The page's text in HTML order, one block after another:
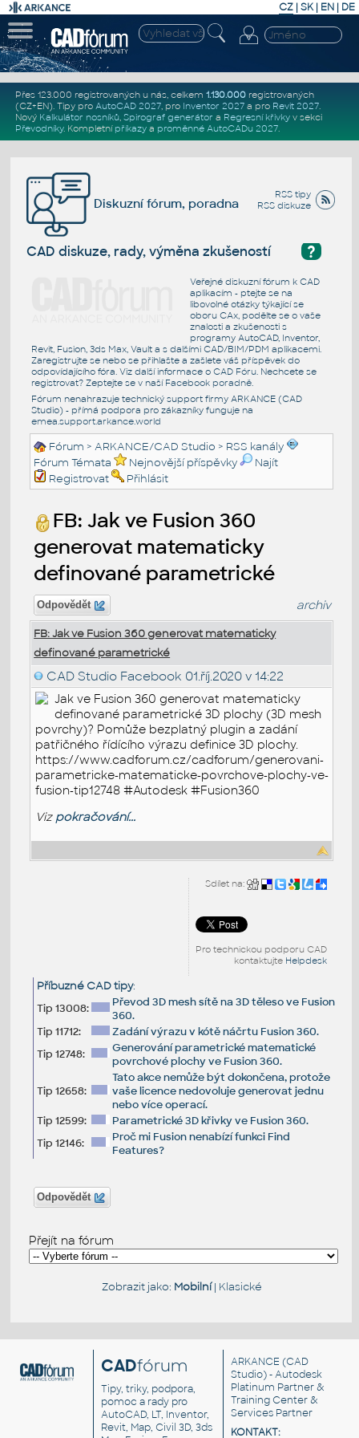
CZ | SK| EN | DE
Přes 123.000 registrovaných u nás, celkem 1.130.000registrovaných
(CZ+EN). Tipy pro AutoCAD 2027, pro Inventor 2027a pro Revit 2027.
Nový Kalkulátor nosníků, Spirograf generátor a Regresní křivkyv sekci
Převodníky. Kompletní příkazya proměnné AutoCADu 2027.
RSS tipy
RSS diskuze
Diskuzní fórum, poradna
?
CAD diskuze, rady, výměna zkušeností
Veřejné diskuzní fórum k CAD
aplikacím - ptejte se na
libovolné otázky týkající se
oboru CAx, podělte se o vaše
znalosti a zkušenosti s
programy AutoCAD, Inventor,
Revit, Fusion, 3ds Max, Vault a s dalšími CAD/BIM/PDM aplikacemi.
Zaregistrujte se nebo se přihlašte a zašlete váš příspěvek do
odpovídajícího fóra. Viz další informace o CAD Fóru. Nechcete se
registrovat? Zeptejte se v naší Facebook poradně.
Fórum nenahrazuje technický support firmy ARKANCE (CAD
Studio) - přímá podpora pro zákazníky funguje na
emea.support.arkance.world
Fórum >ARKANCE/CAD Studio > RSS kanály
Fórum Témata
Nejnovější příspěvky
Najít
Registrovat
Přihlásit
FB: Jak ve Fusion 360
generovat matematicky
definované parametrické
Odpovědět archiv
FB: Jak ve Fusion 360 generovat matematicky
definované parametrické
CAD Studio Facebook 01.říj.2020 v 14:22
Jak ve Fusion 360 generovat matematicky
definované parametrické 3D plochy (3D mesh
povrchy)? Pomůže bezplatný plugin a zadání
patřičného řídícího výrazu definice 3D plochy.
https://www.cadforum.cz/cadforum/generovani-
parametricke-matematicke-povrchove-plochy-ve-
fusion-tip12748 #Autodesk #Fusion360
Viz pokračování...
Sdílet na:
Pro technickou podporu CAD
kontaktujte Helpdesk
Příbuzné CAD tipy:
Tip 13008:
Převod 3D mesh sítě na 3D těleso ve Fusion
360.
Tip 11712:
Zadání výrazu v kótě náčrtu Fusion 360.
Tip 12748:
Generování parametrické matematické
povrchové plochy ve Fusion 360.
Tip 12658:
Tato akce nemůže být dokončena, protože
vaše licence nedovoluje generovat jednu
nebo více operací.
Tip 12599:
Parametrické 3D křivky ve Fusion 360.
Tip 12146:
Proč mi Fusion nenabízí funkci Find
Features?
Odpovědět
Přejít na fórum
Zobrazit jako: Mobilní| Klasické
CADfórum
Tipy, triky, podpora,
pomoc a rady pro
AutoCAD, LT, Inventor,
Revit, Map, Civil 3D, 3ds
ARKANCE (CAD
Studio) - Autodesk
Platinum Partner &
Training Center &
Services Partner
KONTAKT: